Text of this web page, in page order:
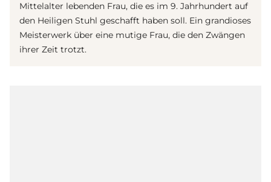
Mittelalter lebenden Frau, die es im 9. Jahrhundert auf
den Heiligen Stuhl geschafft haben soll. Ein grandioses
Meisterwerk über eine mutige Frau, die den Zwängen
ihrer Zeit trotzt.